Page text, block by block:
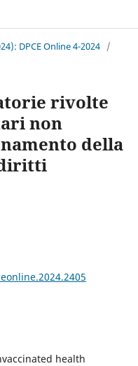
DPCE Online 4-2024 /
rivolte
non
della
health